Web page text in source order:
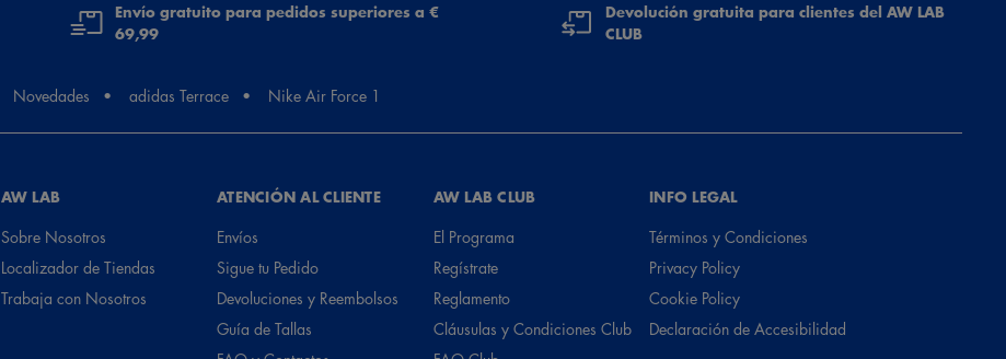
Envío gratuito para pedidos superiores a €
69,99
Devolución gratuita para clientes del AW LAB
CLUB
Novedades adidas Terrace Nike Air Force 1
AW LAB
Sobre Nosotros
Localizador de Tiendas
Trabaja con Nosotros
ATENCIÓN AL CLIENTE
Envíos
Sigue tu Pedido
Devoluciones y Reembolsos
Guía de Tallas
AW LAB CLUB
El Programa
Regístrate
Reglamento
Cláusulas y Condiciones Club
INFO LEGAL
Términos y Condiciones
Privacy Policy
Cookie Policy
Declaración de Accesibilidad